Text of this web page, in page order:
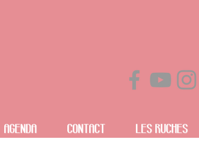
Agenda Contact Les Ruches